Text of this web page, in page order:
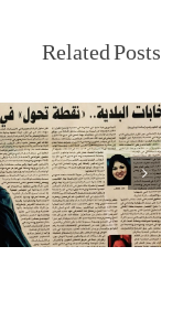
Related Posts
المجالس البلدية